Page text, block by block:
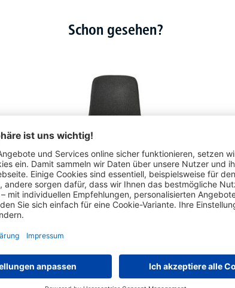
Schon gesehen?
Konferenz-/Bürostuhl TERNI DV | Fußkreuz mit Gleitern
2 Varianten zur Auswahl